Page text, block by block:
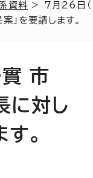
資料 > 7月26日（
を要請します。
市
に対し
。